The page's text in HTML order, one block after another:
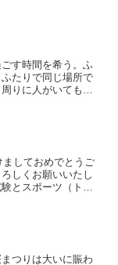
です...
す時間を希う。ふ
たりで同じ場所で
りに人がいても良
元年も...
ましておめでとうご
しくお願いいたし
とスポーツ（トラ
...
つりは大いに賑わ